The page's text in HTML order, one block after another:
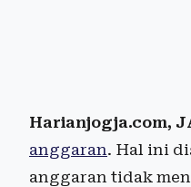
Harianjogja.com,
anggaran. Hal ini
anggaran tidak